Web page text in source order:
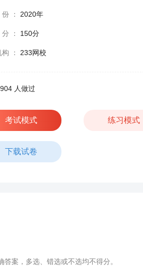
： 2020年
： 150分
构 ： 233网校
人做过
考试模式 练习模式
下载试卷
案，多选、错选或不选均不得分。